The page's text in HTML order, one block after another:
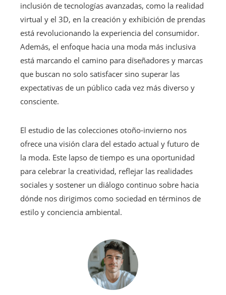
inclusión de tecnologías avanzadas, como la realidad
virtual y el 3D, en la creación y exhibición de prendas
está revolucionando la experiencia del consumidor.
Además, el enfoque hacia una moda más inclusiva
está marcando el camino para diseñadores y marcas
que buscan no solo satisfacer sino superar las
expectativas de un público cada vez más diverso y
consciente.
El estudio de las colecciones otoño-invierno nos
ofrece una visión clara del estado actual y futuro de
la moda. Este lapso de tiempo es una oportunidad
para celebrar la creatividad, reflejar las realidades
sociales y sostener un diálogo continuo sobre hacia
dónde nos dirigimos como sociedad en términos de
estilo y conciencia ambiental.